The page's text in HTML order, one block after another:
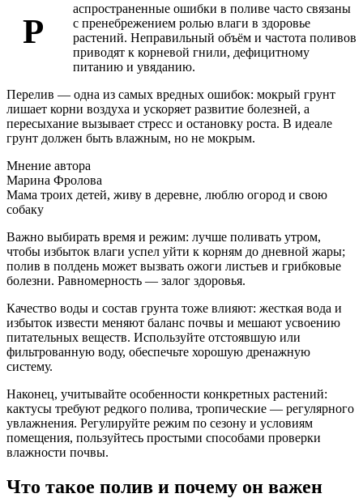
Р
аспространенные ошибки в поливе часто связаны
с пренебрежением ролью влаги в здоровье
растений. Неправильный объём и частота поливов
приводят к корневой гнили, дефицитному
питанию и увяданию.
Перелив — одна из самых вредных ошибок: мокрый грунт
лишает корни воздуха и ускоряет развитие болезней, а
пересыхание вызывает стресс и остановку роста. В идеале
грунт должен быть влажным, но не мокрым.
Мнение автора
Марина Фролова
Мама троих детей, живу в деревне, люблю огород и свою
собаку
Важно выбирать время и режим: лучше поливать утром,
чтобы избыток влаги успел уйти к корням до дневной жары;
полив в полдень может вызвать ожоги листьев и грибковые
болезни. Равномерность — залог здоровья.
Качество воды и состав грунта тоже влияют: жесткая вода и
избыток извести меняют баланс почвы и мешают усвоению
питательных веществ. Используйте отстоявшую или
фильтрованную воду, обеспечьте хорошую дренажную
систему.
Наконец, учитывайте особенности конкретных растений:
кактусы требуют редкого полива, тропические — регулярного
увлажнения. Регулируйте режим по сезону и условиям
помещения, пользуйтесь простыми способами проверки
влажности почвы.
Что такое полив и почему он важен